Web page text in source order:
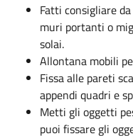
Fatti consigliare
muri portanti o
solai.
Allontana mobili
Fissa alle pareti
appendi quadri e
Metti gli oggetti
puoi fissare gli